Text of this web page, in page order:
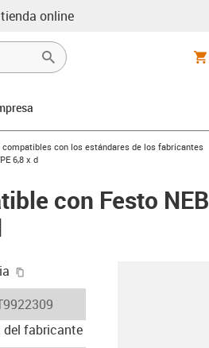
online
con los estándares de los fabricantes
6,8 x d
con Festo
lieferzeit
del fabricante